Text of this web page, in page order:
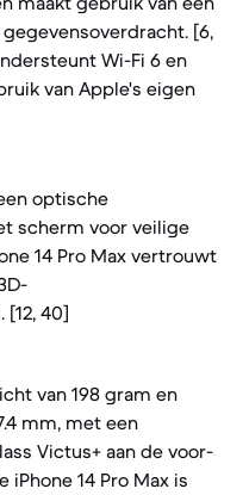
[6,
Wi-Fi 6 en
van Apple's eigen
optische
scherm voor veilige
14 Pro Max vertrouwt
40]
van 198 gram en
mm, met een
Victus+ aan de voor-
iPhone 14 Pro Max is